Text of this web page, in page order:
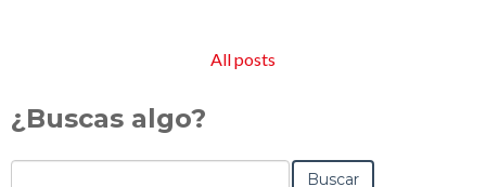
All posts
¿Buscas algo?
Buscar